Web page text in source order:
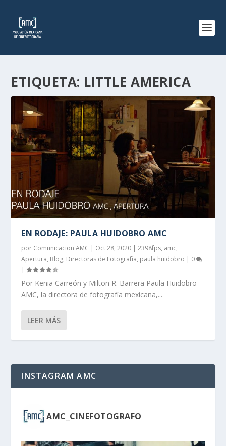
ETIQUETA: LITTLE AMERICA
EN RODAJE: PAULA HUIDOBRO AMC
por Comunicacion AMC | Oct 28, 2020 |2398fps, amc,
Apertura, Blog, Directoras de Fotografía, paula huidobro | 0
|
Por Kenia Carreón y Milton R. Barrera Paula Huidobro
AMC, la directora de fotografía mexicana,...
LEER MÁS
INSTAGRAM AMC
AMC_CINEFOTOGRAFO